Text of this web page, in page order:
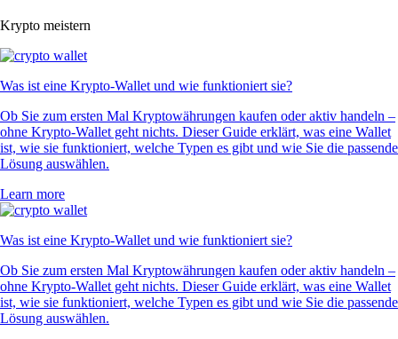
Krypto meistern
Was ist eine Krypto-Wallet und wie funktioniert sie?
Ob Sie zum ersten Mal Kryptowährungen kaufen oder aktiv handeln –
ohne Krypto-Wallet geht nichts. Dieser Guide erklärt, was eine Wallet
ist, wie sie funktioniert, welche Typen es gibt und wie Sie die passende
Lösung auswählen.
Learn more
Was ist eine Krypto-Wallet und wie funktioniert sie?
Ob Sie zum ersten Mal Kryptowährungen kaufen oder aktiv handeln –
ohne Krypto-Wallet geht nichts. Dieser Guide erklärt, was eine Wallet
ist, wie sie funktioniert, welche Typen es gibt und wie Sie die passende
Lösung auswählen.